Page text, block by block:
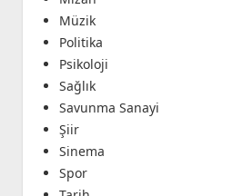
Müzik
Politika
Psikoloji
Sağlık
Savunma Sanayi
Şiir
Sinema
Spor